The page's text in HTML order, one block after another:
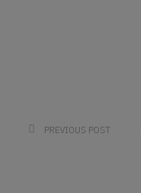
PREVIOUS POST